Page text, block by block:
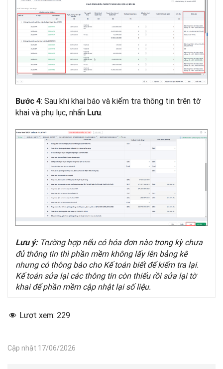
Bước 4: Sau khi khai báo và kiểm tra thông tin trên tờ
khai và phụ lục, nhấn Lưu.
Lưu ý: Trường hợp nếu có hóa đơn nào trong kỳ chưa
đủ thông tin thì phần mềm không lấy lên bảng kê
nhưng có thông báo cho Kế toán biết để kiểm tra lại.
Kế toán sửa lại các thông tin còn thiếu rồi sửa lại tờ
khai để phần mềm cập nhật lại số liệu.
Lượt xem: 229
Cập nhật 17/06/2026